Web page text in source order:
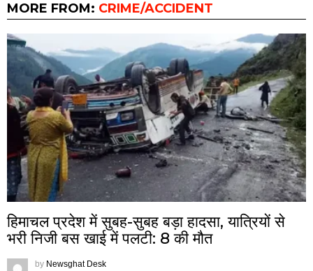
MORE FROM: CRIME/ACCIDENT
हिमाचल प्रदेश में सुबह-सुबह बड़ा हादसा, यात्रियों से
भरी निजी बस खाई में पलटी: 8 की मौत
by Newsghat Desk